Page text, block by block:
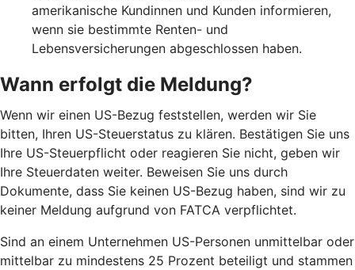
amerikanische Kundinnen und Kunden informieren,
wenn sie bestimmte Renten- und
Lebensversicherungen abgeschlossen haben.
Wann erfolgt die Meldung?
Wenn wir einen US-Bezug feststellen, werden wir Sie
bitten, Ihren US-Steuerstatus zu klären. Bestätigen Sie uns
Ihre US-Steuerpflicht oder reagieren Sie nicht, geben wir
Ihre Steuerdaten weiter. Beweisen Sie uns durch
Dokumente, dass Sie keinen US-Bezug haben, sind wir zu
keiner Meldung aufgrund von FATCA verpflichtet.
Sind an einem Unternehmen US-Personen unmittelbar oder
mittelbar zu mindestens 25 Prozent beteiligt und stammen